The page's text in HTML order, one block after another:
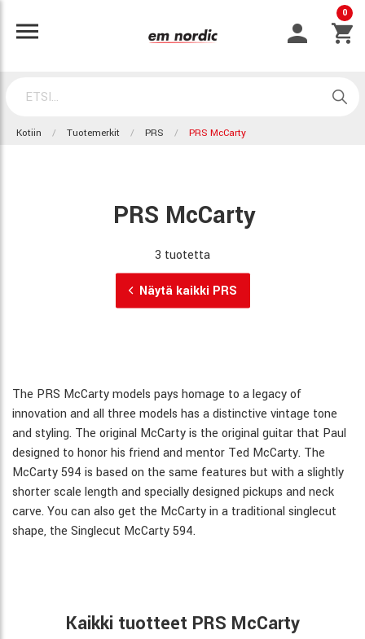
0
Kotiin Tuotemerkit PRS PRS McCarty
PRS McCarty
3 tuotetta
Näytä kaikki PRS
The PRS McCartymodels pays homage to a legacy of
innovation and all three models has a distinctive vintage tone
and styling. The original McCarty is the original guitar that Paul
designed to honor his friend and mentor Ted McCarty. The
McCarty 594 is based on the same features but with a slightly
shorter scale length and specially designed pickups and neck
carve. You can also get the McCarty in a traditional singlecut
shape, the Singlecut McCarty 594.
Kaikki tuotteet PRS McCarty